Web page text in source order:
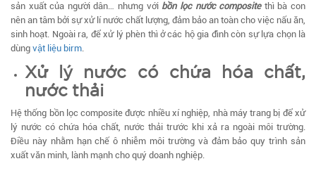
sản xuất của người dân… nhưng với bồn lọc nước compositethì bà con
nên an tâm bởi sự xử lí nước chất lượng, đảm bảo an toàn cho việc nấu ăn,
sinh hoạt. Ngoài ra, để xử lý phèn thì ở các hộ gia đình còn sự lựa chọn là
dùng vật liệu birm.
Xử lý nước có chứa hóa chất,
nước thải
Hệ thống bồn lọc composite được nhiều xí nghiệp, nhà máy trang bị để xử
lý nước có chứa hóa chất, nước thải trước khi xả ra ngoài môi trường.
Điều này nhằm hạn chế ô nhiễm môi trường và đảm bảo quy trình sản
xuất văn minh, lành mạnh cho quý doanh nghiệp.